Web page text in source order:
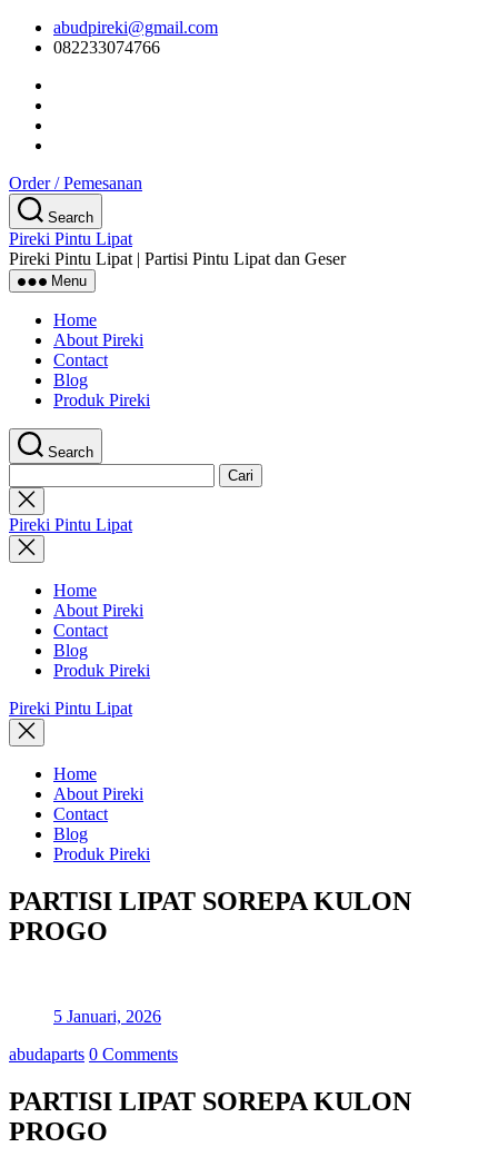
Skip
content
abudpireki@gmail.com
082233074766
Order / Pemesanan
Search
Pireki Pintu Lipat
Pireki Pintu Lipat | Partisi Pintu Lipat dan Geser
Menu
Home
About Pireki
Contact
Blog
Produk Pireki
Search
untuk:
Close
search
Pireki Pintu Lipat
Home
About Pireki
Contact
Blog
Produk Pireki
Pireki Pintu Lipat
Home
About Pireki
Contact
Blog
Produk Pireki
PARTISI LIPAT SOREPA KULON
PROGO
5 Januari, 2026
abudaparts 0 Comments
PARTISI LIPAT SOREPA KULON
PROGO